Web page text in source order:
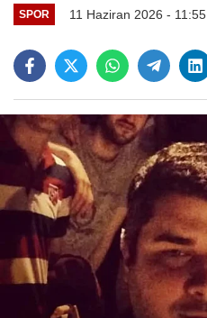
SPOR 11 Haziran 2026 - 11:55